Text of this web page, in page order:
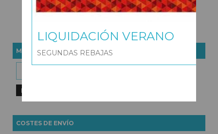
MARCAS
COSTES DE ENVÍO
LIQUIDACIÓN VERANO
SEGUNDAS REBAJAS